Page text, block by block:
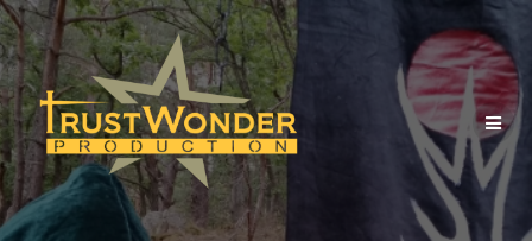
Zum
Inhalt
springen